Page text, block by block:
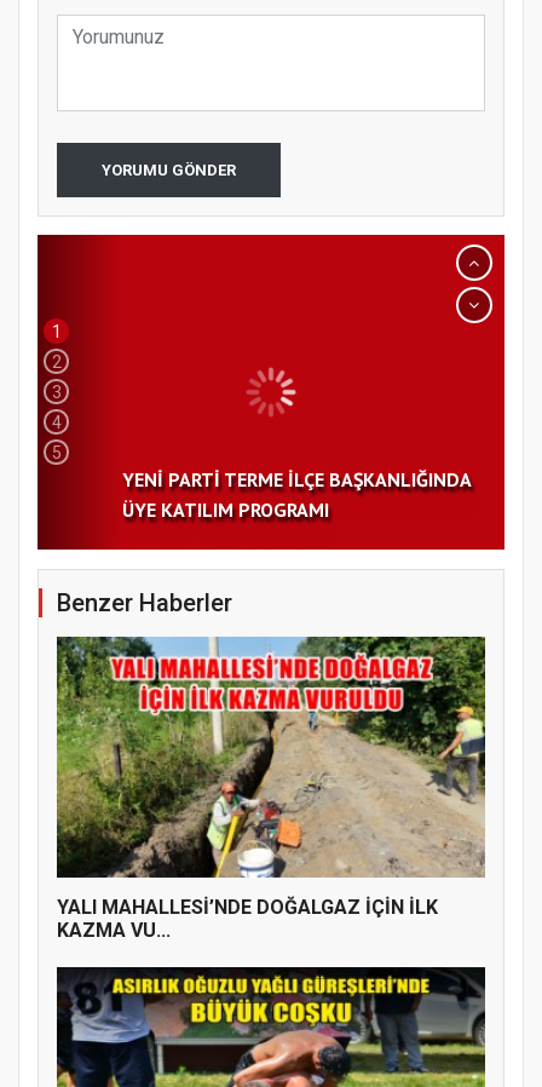
YORUMU GÖNDER
YENİ PARTİ TERME İLÇE BAŞKANLIĞINDA
ÜYE KATILIM PROGRAMI
1
2
3
4
5
Benzer Haberler
YALI MAHALLESİ’NDE DOĞALGAZ İÇİN İLK
KAZMA VU...